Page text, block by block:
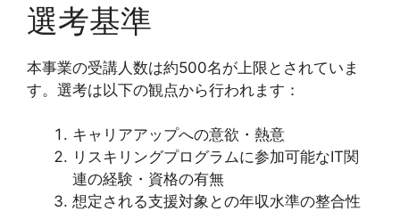
選考基準
本事業の受講人数は約500名が上限とされていま
す。選考は以下の観点から行われます：
キャリアアップへの意欲・熱意
リスキリングプログラムに参加可能なIT関
連の経験・資格の有無
想定される支援対象との年収水準の整合性